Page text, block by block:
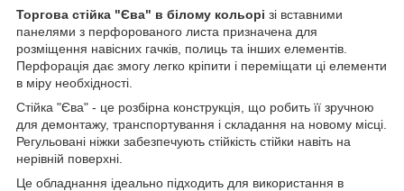
Торгова стійка "Єва" в білому кольорі зі вставними
панелями з перфорованого листа призначена для
розміщення навісних гачків, полиць та інших елементів.
Перфорація дає змогу легко кріпити і переміщати ці елементи
в міру необхідності.
Стійка "Єва" - це розбірна конструкція, що робить її зручною
для демонтажу, транспортування і складання на новому місці.
Регульовані ніжки забезпечують стійкість стійки навіть на
нерівній поверхні.
Це обладнання ідеально підходить для використання в